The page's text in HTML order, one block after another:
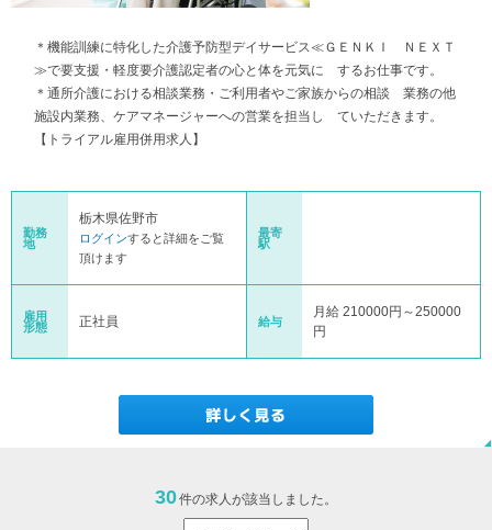
＊機能訓練に特化した介護予防型デイサービス≪ＧＥＮＫＩ ＮＥＸＴ
≫で要支援・軽度要介護認定者の心と体を元気に するお仕事です。
＊通所介護における相談業務・ご利用者やご家族からの相談 業務の他
施設内業務、ケアマネージャーへの営業を担当し ていただきます。
【トライアル雇用併用求人】
勤務
地
栃木県佐野市
ログインすると詳細をご覧
頂けます
最寄
駅
雇用
形態
正社員 給与
月給 210000円～250000
円
30件の求人が該当しました。